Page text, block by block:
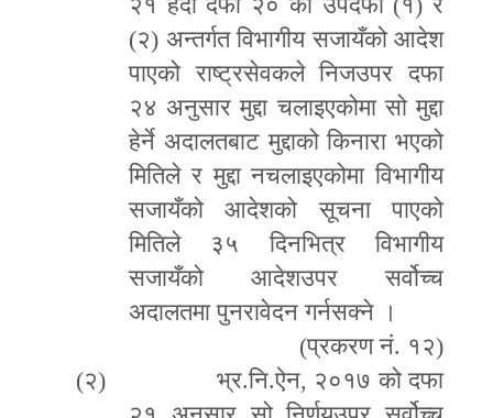
(२) अन्तर्गत विभागीय सजायँको आदेश
पाएको राष्ट्रसेवकले निजउपर दफा
२४ अनुसार मुद्दा चलाइएकोमा सो मुद्दा
हेर्ने अदालतबाट मुद्दाको किनारा भएको
मितिले र मुद्दा नचलाइएकोमा विभागीय
सजायँको आदेशको सूचना पाएको
मितिले ३५ दिनभित्र विभागीय
सजायँको आदेशउपर सर्वोच्च
अदालतमा पुनरावेदन गर्नसक्ने ।
(प्रकरण नं. १२)
(२)
भ्र.नि.ऐन, २०१७ को दफा